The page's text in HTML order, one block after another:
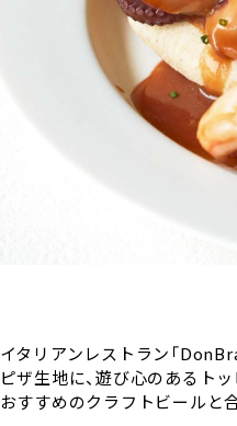
イタリアンレストラン「
ピザ生地に、遊び心のあるト
おすすめのクラフトビールと